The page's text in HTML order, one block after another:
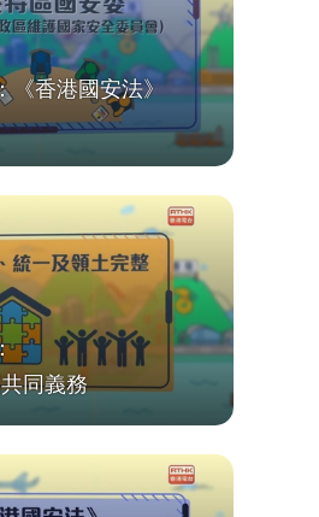
《香港國安法》
同義務